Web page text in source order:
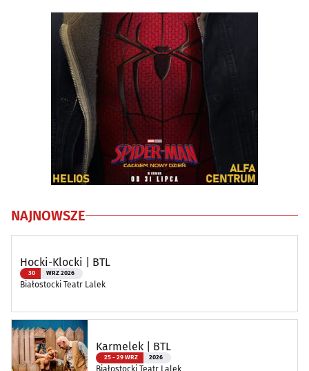
NAJNOWSZE
Hocki-Klocki | BTL
30 WRZ 2026
Białostocki Teatr Lalek
Karmelek | BTL
25 - 29 WRZ 2026
Białostocki Teatr Lalek